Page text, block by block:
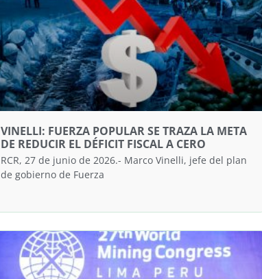
VINELLI: FUERZA POPULAR SE TRAZA LA META
DE REDUCIR EL DÉFICIT FISCAL A CERO
RCR, 27 de junio de 2026.- Marco Vinelli, jefe del plan
de gobierno de Fuerza